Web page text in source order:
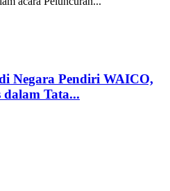
Negara Pendiri WAICO,
dalam Tata...